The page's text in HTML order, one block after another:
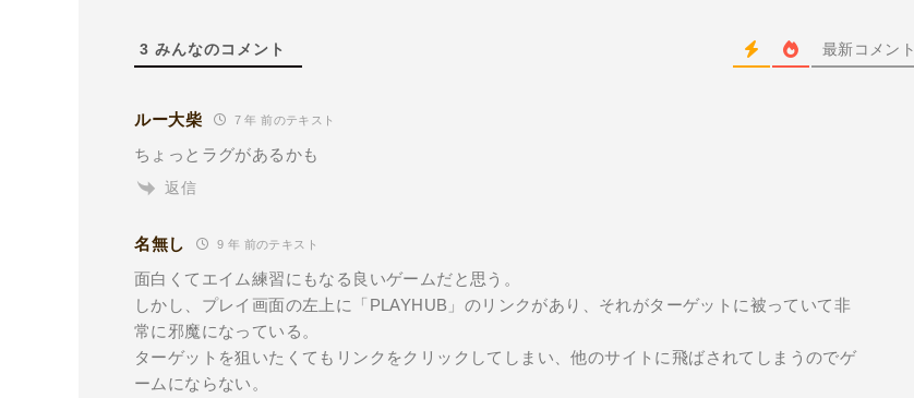
3 みんなのコメント 最新コメント
ルー大柴 7 年 前のテキスト
ちょっとラグがあるかも
返信
名無し 9 年 前のテキスト
面白くてエイム練習にもなる良いゲームだと思う。
しかし、プレイ画面の左上に「PLAYHUB」のリンクがあり、それがターゲットに被っていて非
常に邪魔になっている。
ターゲットを狙いたくてもリンクをクリックしてしまい、他のサイトに飛ばされてしまうのでゲ
ームにならない。